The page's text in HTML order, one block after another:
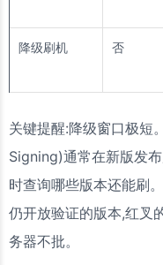
降级刷机 否
关键提醒:降级窗口极短
Signing)通常在新版发
时查询哪些版本还能刷
仍开放验证的版本,红叉
务器不批。